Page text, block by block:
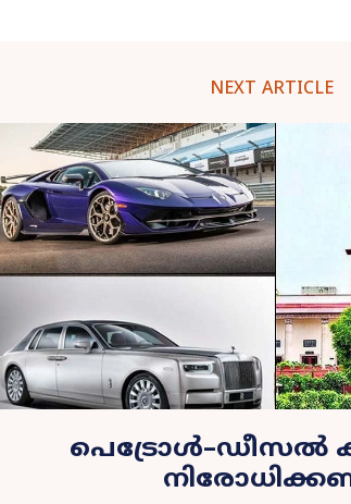
NEXT ARTICLE
പെട്രോൾ–ഡീസൽ